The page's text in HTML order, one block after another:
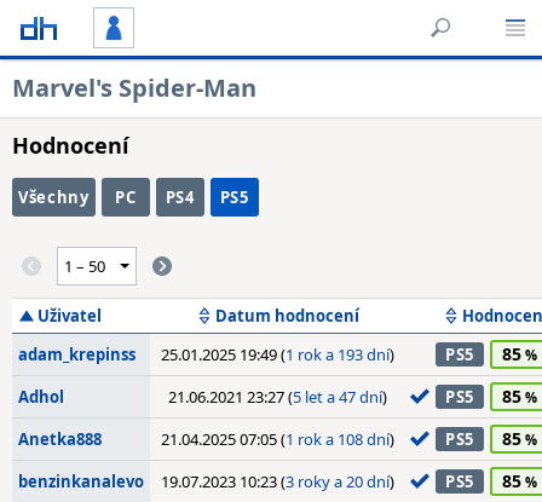
Marvel's Spider-Man
Hodnocení
Všechny PC PS4 PS5
Uživatel Datum hodnocení
adam_krepinss
25.01.2025 19:49 (1 rok a 193 dní) PS5 85
Adhol 21.06.2021 23:27 (5 let a 47 dní) PS5 85
Anetka888 21.04.2025 07:05 (1 rok a 108 dní) PS5 85
benzinkanalevo 19.07.2023 10:23 (3 roky a 20 dní) PS5 85